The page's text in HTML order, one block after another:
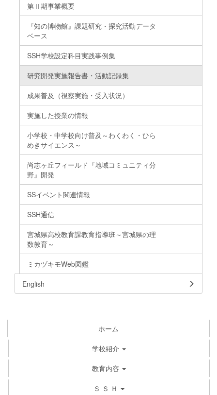
第Ⅱ期事業概要
『知の博物館』課題研究・探究活動データ
ベース
SSH学校設定科目実践事例集
研究開発実施報告書・活動記録集
成果普及（視察実施・受入状況）
実施した授業の情報
小学校・中学校向け普及～わくわく・ひら
めきサイエンス～
尚志ヶ丘フィールド『地域コミュニティ分
野』開発
SSイベント関連情報
SSH通信
宮城県高校教育課教育指導班～宮城県の理
数教育～
ミカヅキモWeb図鑑
English
ホーム
学校紹介
教育内容
Ｓ Ｓ Ｈ